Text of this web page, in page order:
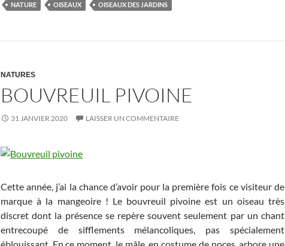
NATURE OISEAUX OISEAUX DES JARDINS
NATURES
BOUVREUIL PIVOINE
31 JANVIER 2020 LAISSER UN COMMENTAIRE
Cette année, j’ai la chance d’avoir pour la première fois ce visiteur de
marque à la mangeoire ! Le bouvreuil pivoine est un oiseau très
discret dont la présence se repère souvent seulement par un chant
entrecoupé de sifflements mélancoliques, pas spécialement